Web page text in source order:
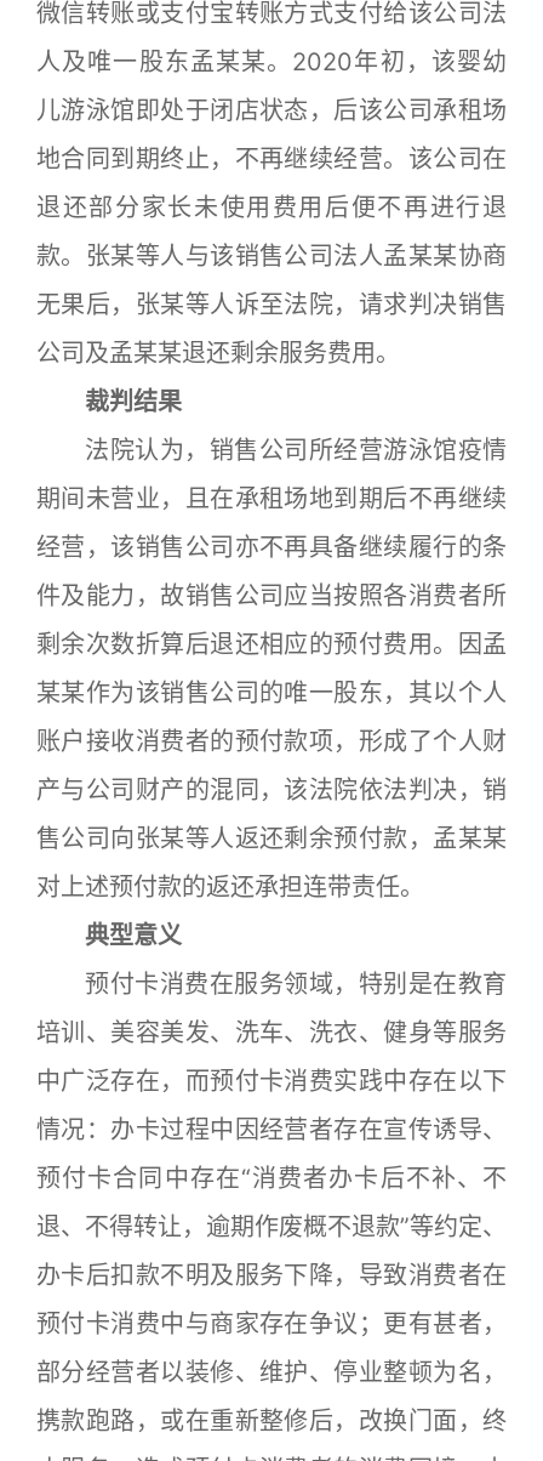
微信转账或支付宝转账方式支付给该公司法
人及唯一股东孟某某。2020年初，该婴幼
儿游泳馆即处于闭店状态，后该公司承租场
地合同到期终止，不再继续经营。该公司在
退还部分家长未使用费用后便不再进行退
款。张某等人与该销售公司法人孟某某协商
无果后，张某等人诉至法院，请求判决销售
公司及孟某某退还剩余服务费用。
裁判结果
法院认为，销售公司所经营游泳馆疫情
期间未营业，且在承租场地到期后不再继续
经营，该销售公司亦不再具备继续履行的条
件及能力，故销售公司应当按照各消费者所
剩余次数折算后退还相应的预付费用。因孟
某某作为该销售公司的唯一股东，其以个人
账户接收消费者的预付款项，形成了个人财
产与公司财产的混同，该法院依法判决，销
售公司向张某等人返还剩余预付款，孟某某
对上述预付款的返还承担连带责任。
典型意义
预付卡消费在服务领域，特别是在教育
培训、美容美发、洗车、洗衣、健身等服务
中广泛存在，而预付卡消费实践中存在以下
情况：办卡过程中因经营者存在宣传诱导、
预付卡合同中存在“消费者办卡后不补、不
退、不得转让，逾期作废概不退款”等约定、
办卡后扣款不明及服务下降，导致消费者在
预付卡消费中与商家存在争议；更有甚者，
部分经营者以装修、维护、停业整顿为名，
携款跑路，或在重新整修后，改换门面，终